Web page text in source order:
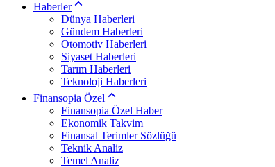
Haberler
Dünya Haberleri
Gündem Haberleri
Otomotiv Haberleri
Siyaset Haberleri
Tarım Haberleri
Teknoloji Haberleri
Finansopia Özel
Finansopia Özel Haber
Ekonomik Takvim
Finansal Terimler Sözlüğü
Teknik Analiz
Temel Analiz